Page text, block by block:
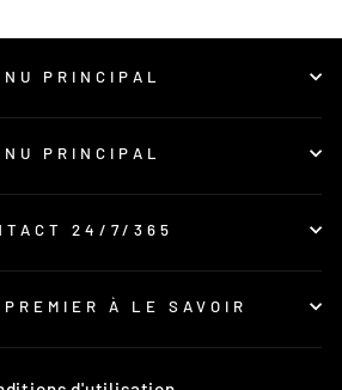
PRINCIPAL
PRINCIPAL
24/7/365
À LE SAVOIR